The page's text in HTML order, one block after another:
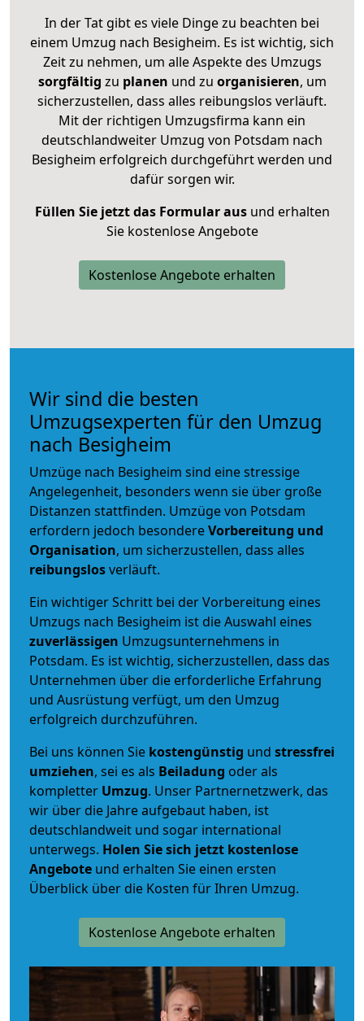
In der Tat gibt es viele Dinge zu beachten bei
einem Umzug nach Besigheim. Es ist wichtig, sich
Zeit zu nehmen, um alle Aspekte des Umzugs
sorgfältig zu planen und zu organisieren, um
sicherzustellen, dass alles reibungslos verläuft.
Mit der richtigen Umzugsfirma kann ein
deutschlandweiter Umzug von Potsdam nach
Besigheim erfolgreich durchgeführt werden und
dafür sorgen wir.
Füllen Sie jetzt das Formular ausund erhalten
Sie kostenlose Angebote
Kostenlose Angebote erhalten
Wir sind die besten
Umzugsexperten für den Umzug
nach Besigheim
Umzüge nach Besigheim sind eine stressige
Angelegenheit, besonders wenn sie über große
Distanzen stattfinden. Umzüge von Potsdam
erfordern jedoch besondereVorbereitung und
Organisation, um sicherzustellen, dass alles
reibungslosverläuft.
Ein wichtiger Schritt bei der Vorbereitung eines
Umzugs nach Besigheim ist die Auswahl eines
zuverlässigen Umzugsunternehmens in
Potsdam. Es ist wichtig, sicherzustellen, dass das
Unternehmen über die erforderliche Erfahrung
und Ausrüstung verfügt, um den Umzug
erfolgreich durchzuführen.
Bei uns können Sie kostengünstig und stressfrei
umziehen, sei es als Beiladung oder als
kompletter Umzug. Unser Partnernetzwerk, das
wir über die Jahre aufgebaut haben, ist
deutschlandweit und sogar international
unterwegs. Holen Sie sich jetzt kostenlose
Angebote und erhalten Sie einen ersten
Überblick über die Kosten für Ihren Umzug.
Kostenlose Angebote erhalten